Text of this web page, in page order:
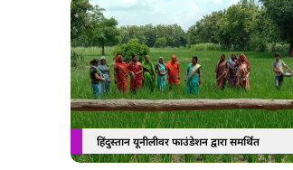
हिंदुस्तान यूनीलीवर फाउंडेशन द्वारा समर्थित